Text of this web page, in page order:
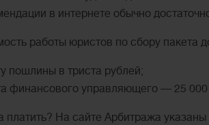
в интернете обычно
работы юристов по сбору пакета
пошлины в триста рублей;
финансового управляющего — 25 000
платить? На сайте Арбитража